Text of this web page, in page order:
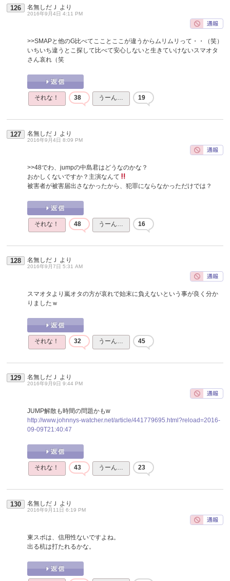
126 名無しだＪ より
2016年9月4日 4:11 PM
>>SMAPと他のG比べてこことここが違うからムリムリって・・（笑）
いちいち違うとこ探して比べて安心しないと生きていけないスマオタ
さん哀れ（笑
それな！ 38 うーん… 19
127 名無しだＪ より
2016年9月4日 8:09 PM
>>48でわ、jumpの中島君はどうなのかな？
おかしくないですか？主演なんて
被害者が被害届出さなかったから、犯罪にならなかっただけでは？
それな！ 48 うーん… 16
128 名無しだＪ より
2016年9月7日 5:31 AM
スマオタより嵐オタの方が哀れで始末に負えないという事が良く分か
りましたｗ
それな！ 32 うーん… 45
129 名無しだＪ より
2016年9月9日 9:44 PM
JUMP解散も時間の問題かもw
http://www.johnnys-watcher.net/article/441779695.html?reload=2016-
09-09T21:40:47
それな！ 43 うーん… 23
130 名無しだＪ より
2016年9月11日 6:19 PM
東スポは、信用性ないですよね。
出る杭は打たれるかな。